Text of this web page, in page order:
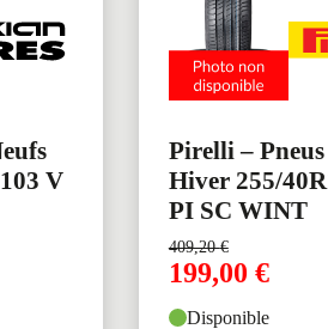
V
Pirelli –
Hiver 255/
PI SC WINT
409,20€
199,00 €
Disponible